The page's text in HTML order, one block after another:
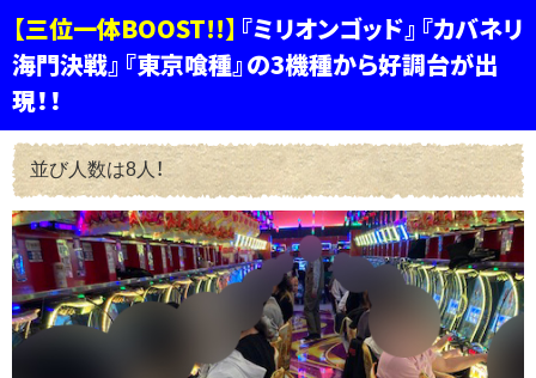
【三位一体BOOST!!】 『ミリオンゴッド』『カバネリ
海門決戦』『東京喰種』の3機種から好調台が出
現！！
並び人数は8人！